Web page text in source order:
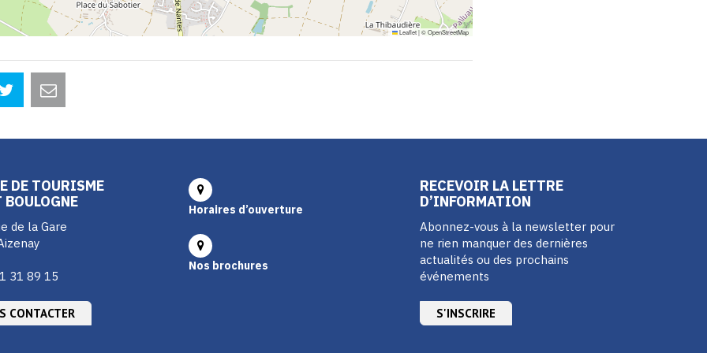
Leaflet|©OpenStreetMap
DE TOURISME
de la Gare
31 89 15
CONTACTER
Horaires d’ouverture
Nos brochures
RECEVOIR LA LETTRE
D’INFORMATION
Abonnez-vous à la newsletter pour
ne rien manquer des dernières
actualités ou des prochains
événements
S'INSCRIRE